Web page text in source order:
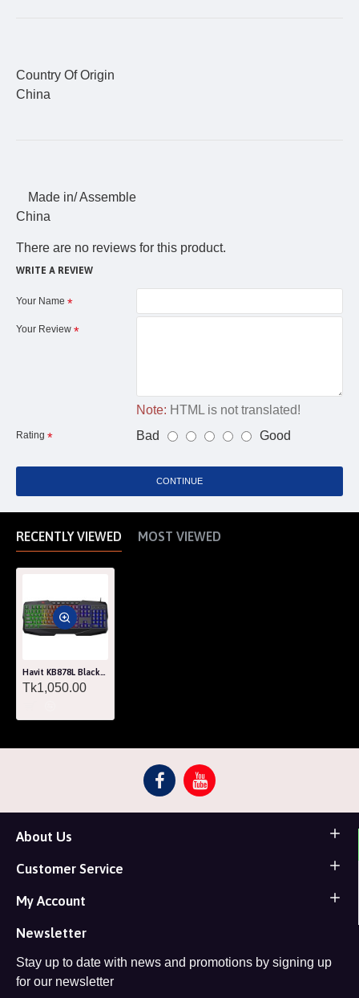
Country Of Origin
China
Made in/ Assemble
China
There are no reviews for this product.
WRITE A REVIEW
Your Name
Your Review
Note: HTML is not translated!
Rating Bad Good
CONTINUE
RECENTLY VIEWED MOST VIEWED
Havit KB878L Black USB Multi-Function Backlit Gaming Keyboard
Tk1,050.00
About Us
Customer Service
My Account
Newsletter
Stay up to date with news and promotions by signing up
for our newsletter